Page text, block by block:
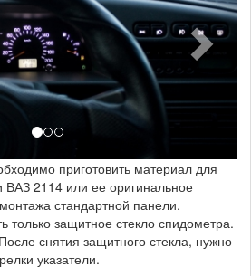
приготовить материал для
2114 или ее оригинальное
стандартной панели.
только защитное стекло спидометра.
снятия защитного стекла, нужно
указатели.